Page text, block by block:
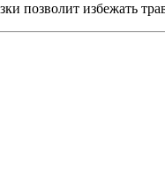
позволит избежать